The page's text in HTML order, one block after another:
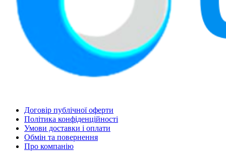
Договір публічної оферти
Політика конфіденційності
Умови доставки і оплати
Обмін та повернення
Про компанію